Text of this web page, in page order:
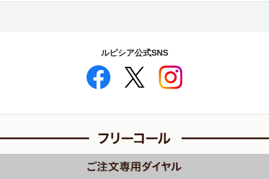
ルピシア公式SNS